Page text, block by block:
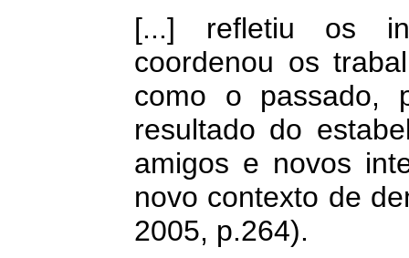
[...] refletiu os
coordenou os
como o passado,
resultado do
amigos e novos
novo contexto de
2005, p.264).